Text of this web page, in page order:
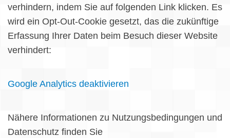
verhindern, indem Sie auf folgenden Link klicken. Es
wird ein Opt-Out-Cookie gesetzt, das die zukünftige
Erfassung Ihrer Daten beim Besuch dieser Website
verhindert:
Google Analytics deaktivieren
Nähere Informationen zu Nutzungsbedingungen und
Datenschutz finden Sie